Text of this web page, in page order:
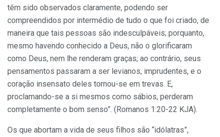
têm sido observados claramente, podendo ser
compreendidos por intermédio de tudo o que foi criado, de
maneira que tais pessoas são indesculpáveis; porquanto,
mesmo havendo conhecido a Deus, não o glorificaram
como Deus, nem lhe renderam graças; ao contrário, seus
pensamentos passaram a ser levianos, imprudentes, e o
coração insensato deles tornou-se em trevas. E,
proclamando-se a si mesmos como sábios, perderam
completamente o bom senso”. (Romanos 1:20-22 KJA).
Os que abortam a vida de seus filhos são “idólatras”,